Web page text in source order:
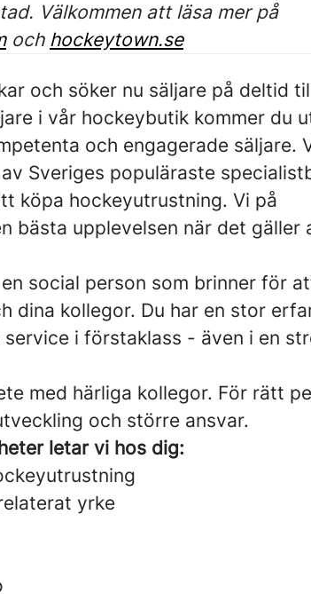
Välkommen att läsa mer på
och hockeytown.se
och söker nu säljare på deltid
i vår hockeybutik kommer du
och engagerade säljare.
Sveriges populäraste
köpa hockeyutrustning. Vi på
bästa upplevelsen när det gäller
social person som brinner för
dina kollegor. Du har en stor
i förstaklass - även i en
med härliga kollegor. För rätt
och större ansvar.
letar vi hos dig:
yrke